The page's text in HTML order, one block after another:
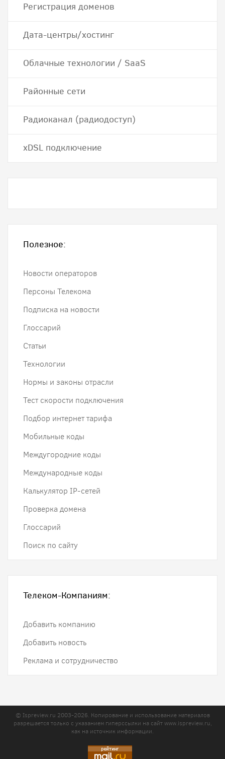
Регистрация доменов
Дата-центры/хостинг
Облачные технологии / SaaS
Районные сети
Радиоканал (радиодоступ)
хDSL подключение
Полезное:
Новости операторов
Персоны Телекома
Подписка на новости
Глоссарий
Статьи
Технологии
Нормы и законы отрасли
Тест скорости подключения
Подбор интернет тарифа
Мобильные коды
Междугородние коды
Международные коды
Калькулятор IP-сетей
Проверка домена
Глоссарий
Поиск по сайту
Телеком-Компаниям:
Добавить компанию
Добавить новость
Реклама и сотрудничество
© Ispreview.ru 2003-2026. Копирование и использование материалов
разрешается только с указанием гиперссылки на сайтwww.ispreview.ru,
как на источник информации.